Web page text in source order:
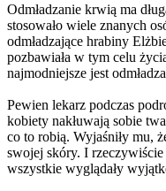
Odmładzanie krwią ma
stosowało wiele znanych
odmładzające hrabiny
pozbawiała w tym celu
najmodniejsze jest
Pewien lekarz podczas
kobiety nakłuwają sobie
co to robią. Wyjaśniły mu,
swojej skóry. I rzeczywiście
wszystkie wyglądały